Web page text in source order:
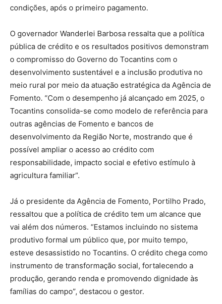
condições, após o primeiro pagamento.
O governador Wanderlei Barbosa ressalta que a política
pública de crédito e os resultados positivos demonstram
o compromisso do Governo do Tocantins com o
desenvolvimento sustentável e a inclusão produtiva no
meio rural por meio da atuação estratégica da Agência de
Fomento. “Com o desempenho já alcançado em 2025, o
Tocantins consolida-se como modelo de referência para
outras agências de Fomento e bancos de
desenvolvimento da Região Norte, mostrando que é
possível ampliar o acesso ao crédito com
responsabilidade, impacto social e efetivo estímulo à
agricultura familiar”.
Já o presidente da Agência de Fomento, Portilho Prado,
ressaltou que a política de crédito tem um alcance que
vai além dos números. “Estamos incluindo no sistema
produtivo formal um público que, por muito tempo,
esteve desassistido no Tocantins. O crédito chega como
instrumento de transformação social, fortalecendo a
produção, gerando renda e promovendo dignidade às
famílias do campo”, destacou o gestor.